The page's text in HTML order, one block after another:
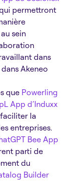
permettront
sein
dans
Akeneo
que Powerling
App d’Induxx
la
entreprises.
Bee App
parti de
du
Builder